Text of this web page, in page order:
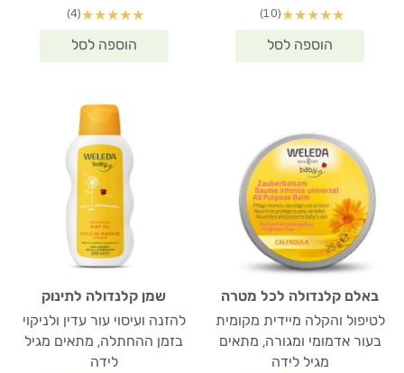
₪89.90.
★
★
★
★
★
(10)
₪59.40.
★
★
★
★
★
(4)
באלם קלנדולה לכל מטרה
לטיפול והקלה מיידית מקומית
בעור אדמומי ומגורה, מתאים
מגיל לידה
שמן קלנדולה לתינוק
להזנה ועיסוי עור עדין ולניקוי
בזמן ההחתלה, מתאים מגיל
לידה